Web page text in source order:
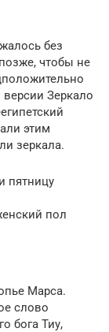
без
чтобы не
Зеркало
этим
зеркала.
пятницу
пол
Марса.
слово
бога Тиу,